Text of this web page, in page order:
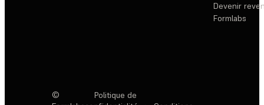
Devenir
Formlabs
©
Politique de